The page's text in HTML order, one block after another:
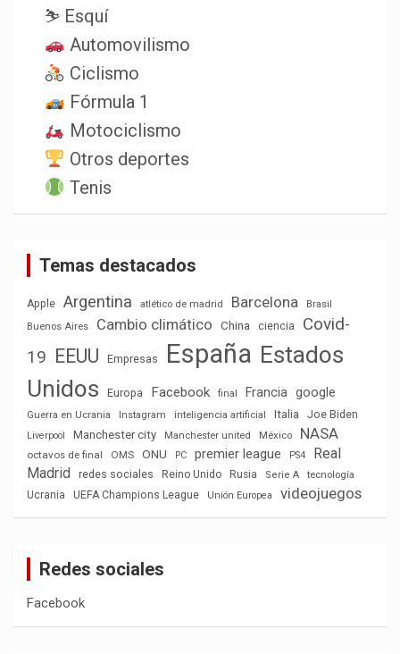
⛷️ Esquí
Automovilismo
Ciclismo
Fórmula 1
Motociclismo
Otros deportes
Tenis
Temas destacados
Apple Argentina atlético de madrid Barcelona
Brasil
Buenos Aires
Cambio climático China ciencia
Covid-
19
EEUU Empresas España Estados
Unidos
Europa Facebook final Francia google
Guerra en Ucrania Instagram inteligencia artificial Italia Joe Biden
Liverpool Manchester city Manchester united México NASA
octavos de final OMS ONU PC premier league PS4
Real
Madrid
redes sociales Reino Unido Rusia Serie A
tecnología
Ucrania
UEFA Champions League Unión Europea videojuegos
Redes sociales
Facebook